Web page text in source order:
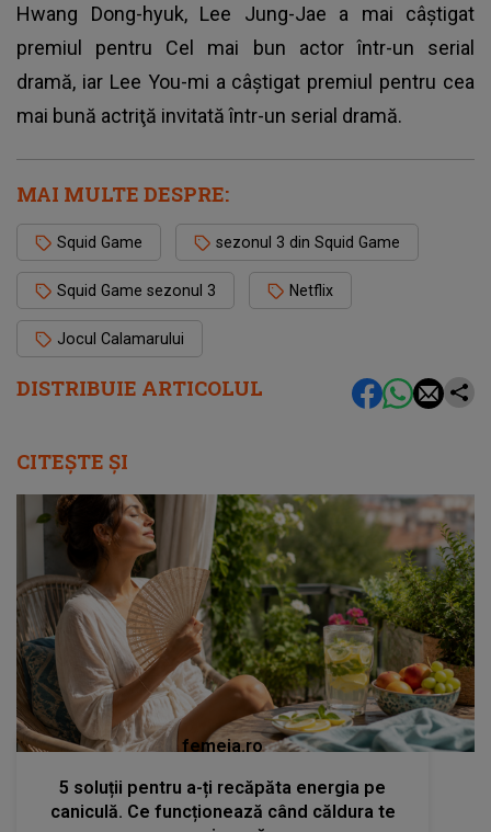
DISTRIBUIE ARTICOLUL
Hwang Dong-hyuk, Lee Jung-Jae a mai câştigat
premiul pentru Cel mai bun actor într-un serial
dramă, iar Lee You-mi a câştigat premiul pentru cea
mai bună actriţă invitată într-un serial dramă.
MAI MULTE DESPRE:
Squid Game sezonul 3 din Squid Game
Squid Game sezonul 3 Netflix
Jocul Calamarului
CITEȘTE ȘI
femeia.ro
5 soluții pentru a-ți recăpăta energia pe
caniculă. Ce funcționează când căldura te